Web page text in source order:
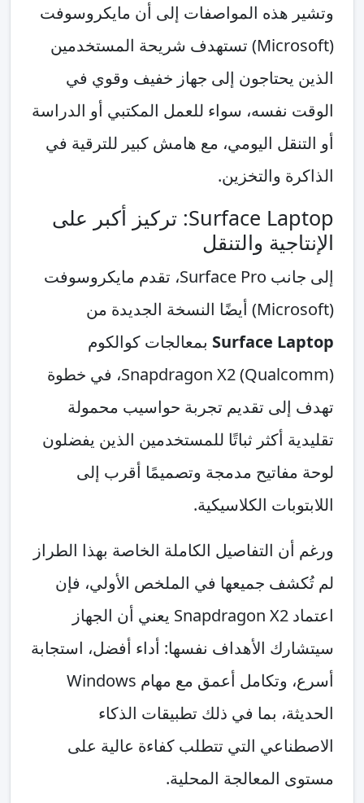
وتشير هذه المواصفات إلى أن مايكروسوفت
(Microsoft) تستهدف شريحة المستخدمين
الذين يحتاجون إلى جهاز خفيف وقوي في
الوقت نفسه، سواء للعمل المكتبي أو الدراسة
أو التنقل اليومي، مع هامش كبير للترقية في
الذاكرة والتخزين.
Surface Laptop: تركيز أكبر على
الإنتاجية والتنقل
إلى جانب Surface Pro، تقدم مايكروسوفت
(Microsoft) أيضًا النسخة الجديدة من
Surface Laptop بمعالجات كوالكوم
(Qualcomm) Snapdragon X2، في خطوة
تهدف إلى تقديم تجربة حواسيب محمولة
تقليدية أكثر ثباتًا للمستخدمين الذين يفضلون
لوحة مفاتيح مدمجة وتصميمًا أقرب إلى
اللابتوبات الكلاسيكية.
ورغم أن التفاصيل الكاملة الخاصة بهذا الطراز
لم تُكشف جميعها في الملخص الأولي، فإن
اعتماد Snapdragon X2 يعني أن الجهاز
سيتشارك الأهداف نفسها: أداء أفضل، استجابة
أسرع، وتكامل أعمق مع مهام Windows
الحديثة، بما في ذلك تطبيقات الذكاء
الاصطناعي التي تتطلب كفاءة عالية على
مستوى المعالجة المحلية.